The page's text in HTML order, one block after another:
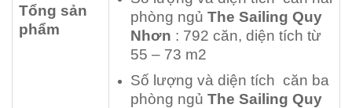
Tổng sản
phẩm
phòng ngủ The Sailing Quy
Nhơn : 792 căn, diện tích từ
55 – 73 m2
Số lượng và diện tích căn ba
phòng ngủ The Sailing Quy